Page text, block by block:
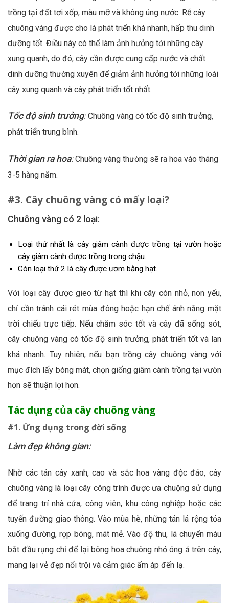
trồng tại đất tơi xốp, màu mỡ và không úng nước. Rễ cây
chuông vàng được cho là phát triển khá nhanh, hấp thu dinh
dưỡng tốt. Điều này có thể làm ảnh hưởng tới những cây
xung quanh, do đó, cây cần được cung cấp nước và chất
dinh dưỡng thường xuyên để giảm ảnh hưởng tới những loài
cây xung quanh và cây phát triển tốt nhất.
Tốc độ sinh trưởng:Chuông vàng có tốc độ sinh trưởng,
phát triển trung bình.
Thời gian ra hoa:Chuông vàng thường sẽ ra hoa vào tháng
3-5 hàng năm.
#3. Cây chuông vàng có mấy loại?
Chuông vàng có 2 loại:
Loại thứ nhất là cây giâm cành được trồng tại vườn hoặc
cây giâm cành được trồng trong chậu.
Còn loại thứ 2 là cây được ươm bằng hạt.
Với loại cây được gieo từ hạt thì khi cây còn nhỏ, non yếu,
chỉ cần tránh cái rét mùa đông hoặc hạn chế ánh nắng mặt
trời chiếu trực tiếp. Nếu chăm sóc tốt và cây đã sống sót,
cây chuông vàng có tốc độ sinh trưởng, phát triển tốt và lan
khá nhanh. Tuy nhiên, nếu bạn trồng cây chuông vàng với
mục đích lấy bóng mát, chọn giống giâm cành trồng tại vườn
hơn sẽ thuận lợi hơn.
Tác dụng của cây chuông vàng
#1. Ứng dụng trong đời sống
Làm đẹp không gian:
Nhờ các tán cây xanh, cao và sắc hoa vàng độc đáo, cây
chuông vàng là loại cây công trình được ưa chuộng sử dụng
để trang trí nhà cửa, công viên, khu công nghiệp hoặc các
tuyến đường giao thông. Vào mùa hè, những tán lá rộng tỏa
xuống đường, rợp bóng, mát mẻ. Vào độ thu, lá chuyển màu
bắt đầu rụng chỉ để lại bông hoa chuông nhỏ óng ả trên cây,
mang lại vẻ đẹp nổi trội và cảm giác ấm áp đến lạ.